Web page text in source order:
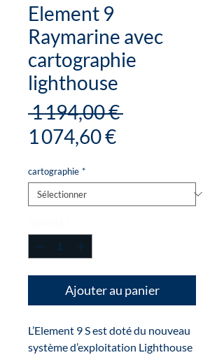
Element 9
Raymarine avec
cartographie
lighthouse
1 194,00 € Prix
1 074,60 €Prix
cartographie *
Ajouter au panier
L’Element 9 S est doté du nouveau
système d’exploitation Lighthouse